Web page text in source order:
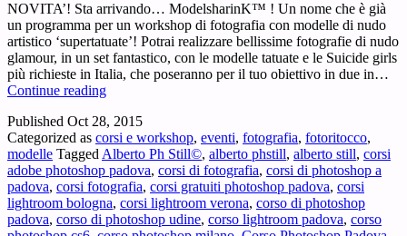
NOVITA’! Sta arrivando… ModelsharinK™ ! Un nome che è già
un programma per un workshop di fotografia con modelle di nudo
artistico ‘supertatuate’! Potrai realizzare bellissime fotografie di nudo
glamour, in un set fantastico, con le modelle tatuate e le Suicide girls
più richieste in Italia, che poseranno per il tuo obiettivo in due in…
Continue readingSta
ModelsharinK™!
Workshop
di
fotografia
di
nudo
glamour
Published Oct 28, 2015
Categorized as corsi e workshop, eventi, fotografia, fotoritocco,
modelle TaggedAlberto Ph Still©, alberto phstill, alberto still, corsi
adobe photoshop padova, corsi di fotografia, corsi di photoshop a
padova, corsi fotografia, corsi gratuiti photoshop padova, corsi
lightroom bologna, corsi lightroom verona, corso di photoshop
padova, corso di photoshop udine, corso lightroom padova, corso